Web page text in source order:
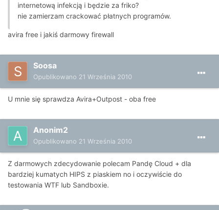
internetową infekcją i będzie za friko?
nie zamierzam crackować płatnych programów.
avira free i jakiś darmowy firewall
Soosa
Opublikowano 21 Września 2010
U mnie się sprawdza Avira+Outpost - oba free
Anonim2
Opublikowano 21 Września 2010
Z darmowych zdecydowanie polecam Pandę Cloud + dla
bardziej kumatych HIPS z piaskiem no i oczywiście do
testowania WTF lub Sandboxie.